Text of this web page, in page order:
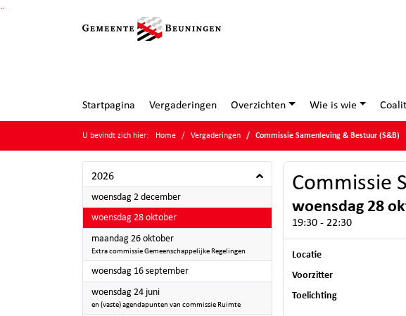
Ga naar de inhoud van deze pagina
Startpagina Vergaderingen Overzichten Wie is wie
U bevindt zich hier: Home Vergaderingen Commissie Samenleving & Bestuur (S&B)
2026
woensdag 2 december2026
woensdag 28 oktober2026
maandag 26 oktober2026
Extra commissie Gemeenschappelijke Regelingen
woensdag 16 september2026
woensdag 24 juni2026
en (vaste) agendapunten van commissie Ruimte
Commissie
woensdag 28
19:30 - 22:30
Locatie
Voorzitter
Toelichting